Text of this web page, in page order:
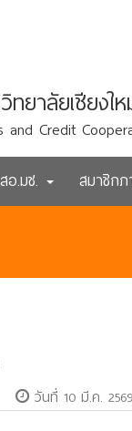
ยาลัยเชียงใ
and Credit
อ.มช. สมาชิก
วันที่ 10 มี.ค.